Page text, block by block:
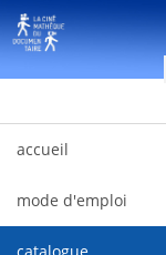
Saut au contenu
accueil
mode d'emploi